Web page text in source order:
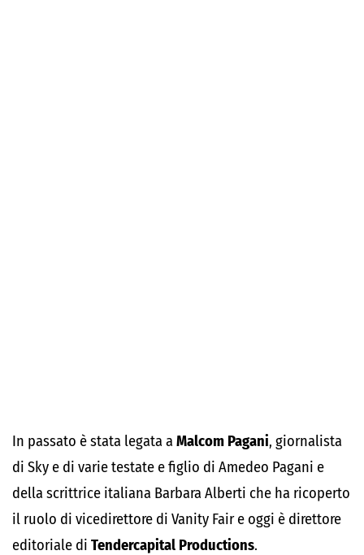
In passato è stata legata a Malcom Pagani, giornalista
di Sky e di varie testate e figlio di Amedeo Pagani e
della scrittrice italiana Barbara Alberti che ha ricoperto
il ruolo di vicedirettore di Vanity Fair e oggi è direttore
editoriale di Tendercapital Productions.